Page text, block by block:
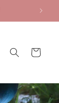
Winkelwagen